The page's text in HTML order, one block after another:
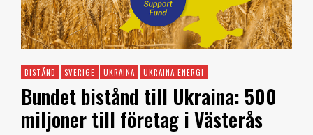
BISTÅND SVERIGE UKRAINA UKRAINA ENERGI
Bundet bistånd till Ukraina: 500
miljoner till företag i Västerås